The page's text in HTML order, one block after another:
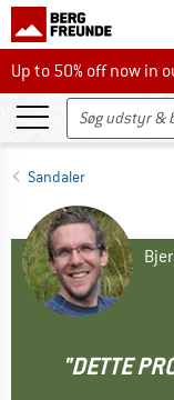
Up to 50% off now in
Up to 50% off now in
Sandaler
"DETTE